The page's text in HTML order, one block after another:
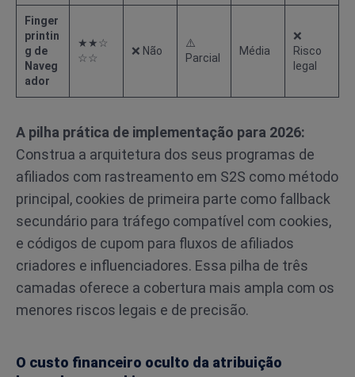
Finger
printin
g de
Naveg
ador
★★☆
☆☆
❌ Não
⚠️
Parcial
Média
❌
Risco
legal
A pilha prática de implementação para 2026:
Construa a arquitetura dos seus programas de
afiliados com rastreamento em S2S como método
principal, cookies de primeira parte como fallback
secundário para tráfego compatível com cookies,
e códigos de cupom para fluxos de afiliados
criadores e influenciadores. Essa pilha de três
camadas oferece a cobertura mais ampla com os
menores riscos legais e de precisão.
O custo financeiro oculto da atribuição